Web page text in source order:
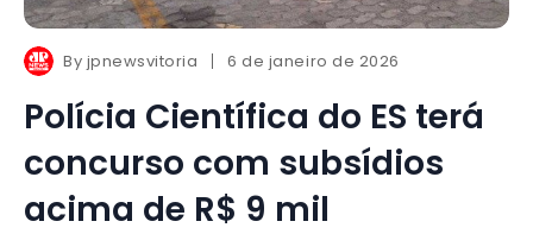
By jpnewsvitoria 6 de janeiro de 2026
Polícia Científica do ES terá
concurso com subsídios
acima de R$ 9 mil